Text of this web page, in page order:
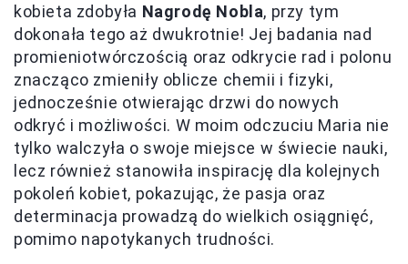
kobieta zdobyła Nagrodę Nobla, przy tym
dokonała tego aż dwukrotnie! Jej badania nad
promieniotwórczością oraz odkrycie rad i polonu
znacząco zmieniły oblicze chemii i fizyki,
jednocześnie otwierając drzwi do nowych
odkryć i możliwości. W moim odczuciu Maria nie
tylko walczyła o swoje miejsce w świecie nauki,
lecz również stanowiła inspirację dla kolejnych
pokoleń kobiet, pokazując, że pasja oraz
determinacja prowadzą do wielkich osiągnięć,
pomimo napotykanych trudności.